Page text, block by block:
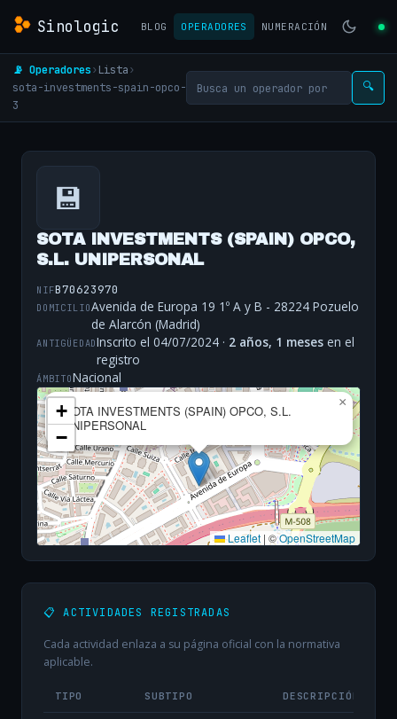
Sinologic BLOG OPERADORES NUMERACIÓN
📡 Operadores› Lista›
sota-investments-spain-opco-
3
🔍
💾
SOTA INVESTMENTS (SPAIN) OPCO,
S.L. UNIPERSONAL
NIFB70623970
DOMICILIOAvenida de Europa 19 1º A y B - 28224 Pozuelo
de Alarcón (Madrid)
ANTIGÜEDADInscrito el 04/07/2024 · 2 años, 1 meses en el
registro
ÁMBITONacional
SOTA INVESTMENTS (SPAIN) OPCO, S.L.
UNIPERSONAL
×
+
−
Leaflet | ©OpenStreetMap
📋 ACTIVIDADES REGISTRADAS
Cada actividad enlaza a su página oficial con la normativa
aplicable.
TIPO SUBTIPO DESCRIPCIÓN